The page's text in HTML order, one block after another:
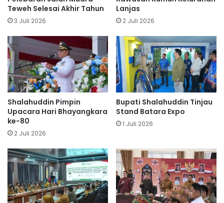
Teweh Selesai Akhir Tahun
3 Juli 2026
Lanjas
2 Juli 2026
Shalahuddin Pimpin
Upacara Hari Bhayangkara
ke-80
2 Juli 2026
Bupati Shalahuddin Tinjau
Stand Batara Expo
1 Juli 2026